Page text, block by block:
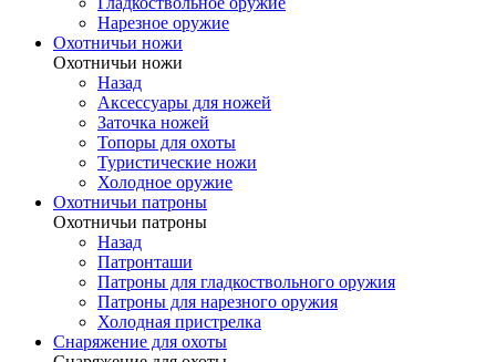
Нарезное оружие
Охотничьи ножи
Охотничьи ножи
Назад
Аксессуары для ножей
Заточка ножей
Топоры для охоты
Туристические ножи
Холодное оружие
Охотничьи патроны
Охотничьи патроны
Назад
Патронташи
Патроны для гладкоствольного оружия
Патроны для нарезного оружия
Холодная пристрелка
Снаряжение для охоты